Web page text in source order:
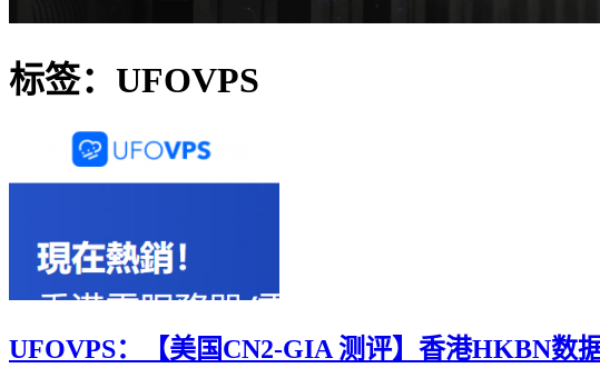
标签：UFOVPS
UFOVPS：【美国CN2-GIA 测评】香港HKBN数